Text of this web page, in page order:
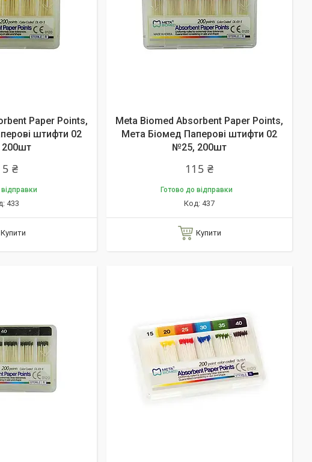
Paper Points,
штифти 02
₴
433
Купити
Meta Biomed Absorbent Paper Points,
Мета Біомед Паперові штифти 02
№25, 200шт
115 ₴
Готово до відправки
437
Купити